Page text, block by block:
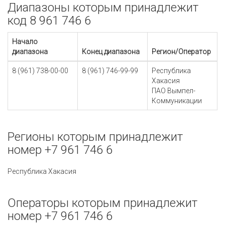
Диапазоны которым принадлежит
код 8 961 746 6
Начало
диапазона
Конец диапазона Регион/Оператор
8 (961) 738-00-00 8 (961) 746-99-99
Республика
Хакасия
ПАО Вымпел-
Коммуникации
Регионы которым принадлежит
номер +7 961 746 6
Республика Хакасия
Операторы которым принадлежит
номер +7 961 746 6